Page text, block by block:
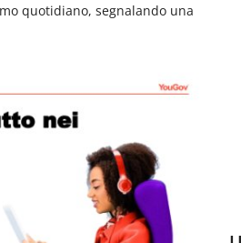
quotidiano, segnalando una